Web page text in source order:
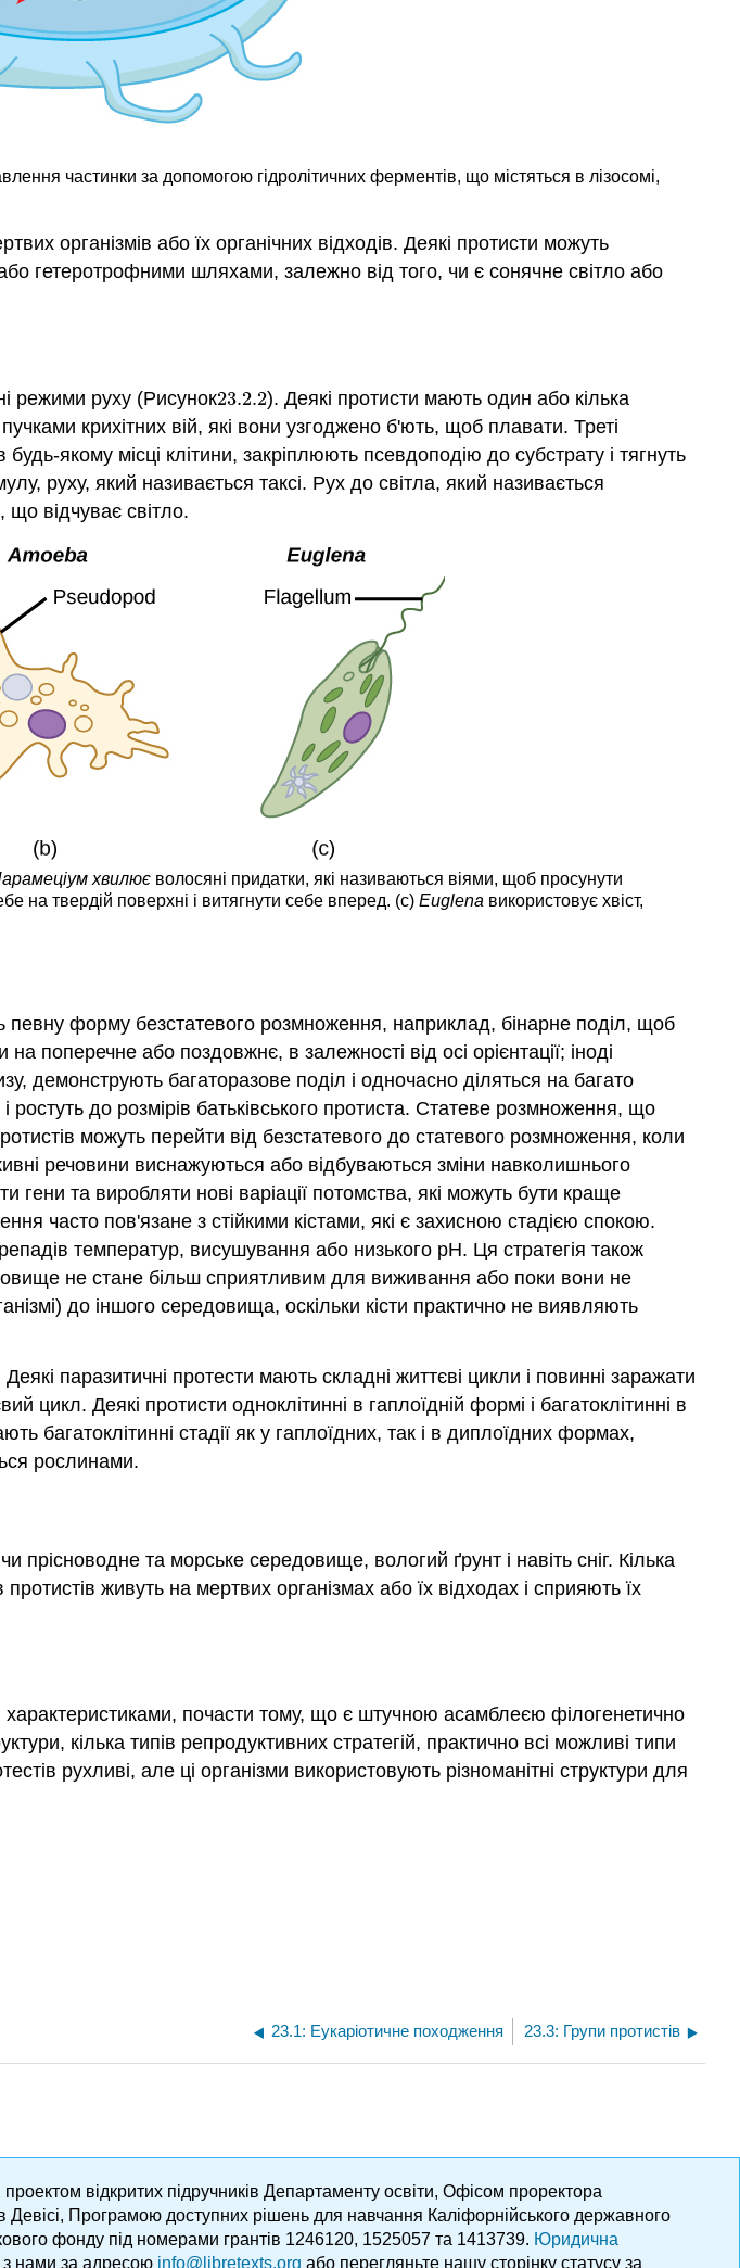
частинки за допомогою гідролітичних ферментів, що містяться в лізосомі,
організмів або їх органічних відходів. Деякі протисти можуть
гетеротрофними шляхами, залежно від того, чи є сонячне світло або
режими руху (Рисунок23.2.2
23.2.2). Деякі протисти мають один або кілька
крихітних вій, які вони узгоджено б'ють, щоб плавати. Треті
якому місці клітини, закріплюють псевдоподію до субстрату і тягнуть
руху, який називається таксі. Рух до світла, який називається
що відчуває світло.
хвилюєволосяні придатки, які називаються віями, щоб просунути
на твердій поверхні і витягнути себе вперед. (c)Euglena використовує хвіст,
певну форму безстатевого розмноження, наприклад, бінарне поділ, щоб
поперечне або поздовжнє, в залежності від осі орієнтації; іноді
демонструють багаторазове поділ і одночасно діляться на багато
ростуть до розмірів батьківського протиста. Статеве розмноження, що
можуть перейти від безстатевого до статевого розмноження, коли
речовини виснажуються або відбуваються зміни навколишнього
та виробляти нові варіації потомства, які можуть бути краще
часто пов'язане з стійкими кістами, які є захисною стадією спокою.
температур, висушування або низького рН. Ця стратегія також
не стане більш сприятливим для виживання або поки вони не
до іншого середовища, оскільки кісти практично не виявляють
паразитичні протести мають складні життєві цикли і повинні заражати
цикл. Деякі протисти одноклітинні в гаплоїдній формі і багатоклітинні в
багатоклітинні стадії як у гаплоїдних, так і в диплоїдних формах,
рослинами.
та морське середовище, вологий ґрунт і навіть сніг. Кілька
живуть на мертвих організмах або їх відходах і сприяють їх
характеристиками, почасти тому, що є штучною асамблеєю філогенетично
кілька типів репродуктивних стратегій, практично всі можливі типи
рухливі, але ці організми використовують різноманітні структури для
23.1: Еукаріотичне походження 23.3: Групи протистів
відкритих підручників Департаменту освіти, Офісом проректора
в Девісі, Програмою доступних рішень для навчання Каліфорнійського державного
фонду під номерами грантів 1246120, 1525057 та 1413739. Юридична
з нами за адресою info@libretexts.org або перегляньте нашу сторінку статусу за